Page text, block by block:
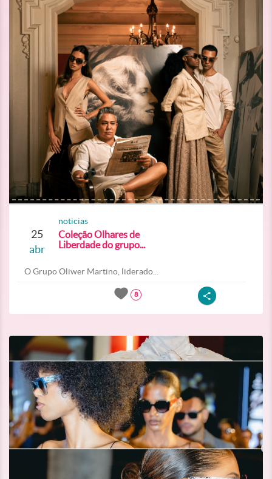
25
abr
noticias
Coleção Olhares de
Liberdade do grupo...
O Grupo Oliwer Martino, liderado...
8